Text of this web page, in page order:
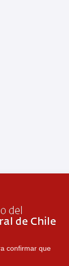
confirmar que